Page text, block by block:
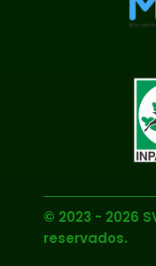
© 2023 - 2026
reservados.